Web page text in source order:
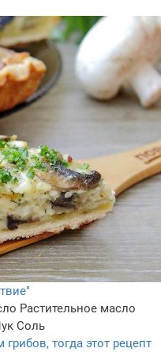
Растительное масло
Соль
тогда этот рецепт